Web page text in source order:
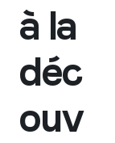
à la
déc
ouv
e
m